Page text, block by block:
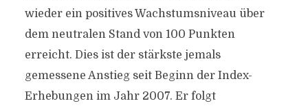
wieder ein positives Wachstumsniveau über
dem neutralen Stand von 100 Punkten
erreicht. Dies ist der stärkste jemals
gemessene Anstieg seit Beginn der Index-
Erhebungen im Jahr 2007. Er folgt